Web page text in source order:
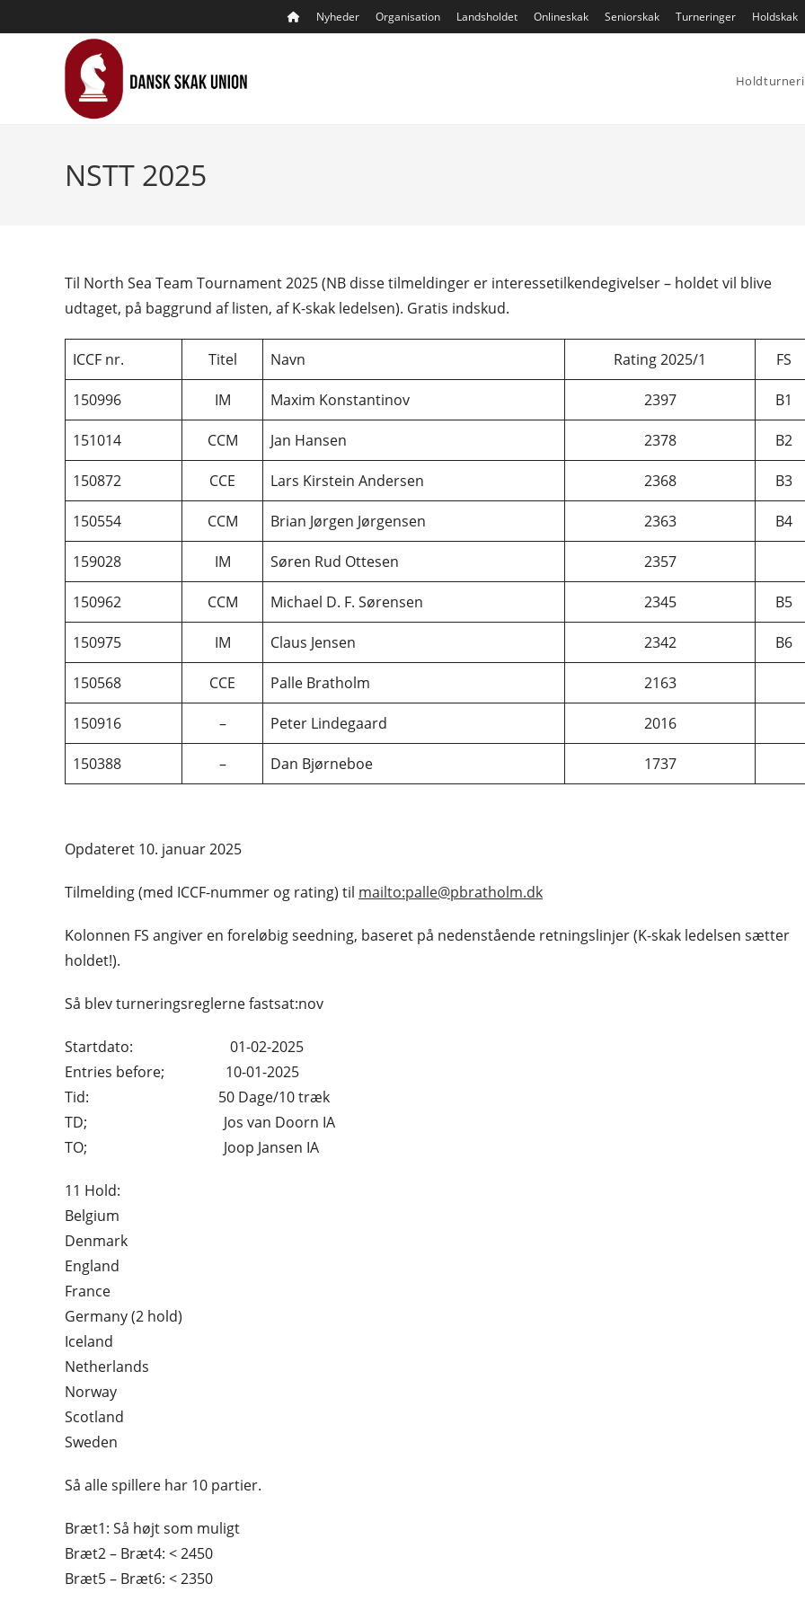
to
Nyheder Organisation Landsholdet Onlineskak Seniorskak Turneringer Holdskak
NSTT 2025
Til North Sea Team Tournament 2025 (NB disse tilmeldinger er interessetilkendegivelser – holdet vil blive
udtaget, på baggrund af listen, af K-skak ledelsen). Gratis indskud.
ICCF nr. Titel Navn Rating 2025/1 FS
150996 IM Maxim Konstantinov 2397 B1
151014 CCM Jan Hansen 2378 B2
150872 CCE Lars Kirstein Andersen 2368 B3
150554 CCM Brian Jørgen Jørgensen 2363 B4
159028 IM Søren Rud Ottesen 2357
150962 CCM Michael D. F. Sørensen 2345 B5
150975 IM Claus Jensen 2342 B6
150568 CCE Palle Bratholm 2163
150916 – Peter Lindegaard 2016
150388 – Dan Bjørneboe 1737
Opdateret 10. januar 2025
Tilmelding (med ICCF-nummer og rating) til mailto:palle@pbratholm.dk
Kolonnen FS angiver en foreløbig seedning, baseret på nedenstående retningslinjer (K-skak ledelsen sætter
holdet!).
Så blev turneringsreglerne fastsat:nov
Startdato: 01-02-2025
Entries before; 10-01-2025
Tid: 50 Dage/10 træk
TD; Jos van Doorn IA
TO; Joop Jansen IA
11 Hold:
Belgium
Denmark
England
France
Germany (2 hold)
Iceland
Netherlands
Norway
Scotland
Sweden
Så alle spillere har 10 partier.
Bræt1: Så højt som muligt
Bræt2 – Bræt4: < 2450
Bræt5 – Bræt6: < 2350